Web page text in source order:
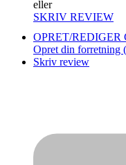
eller
SKRIV REVIEW
OPRET/REDIGER
Opret din forretning
Skriv review